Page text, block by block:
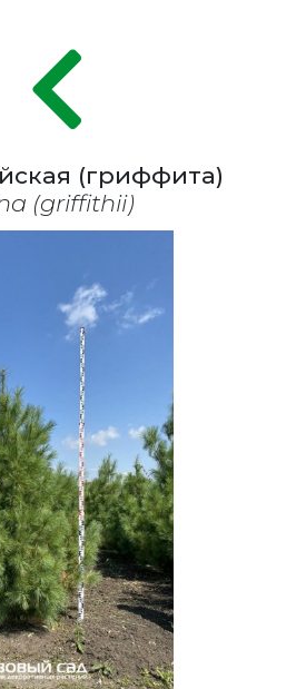
(гриффита)
(griffithii)